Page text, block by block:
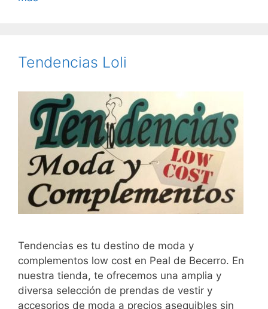
Tendencias Loli
Tendencias es tu destino de moda y
complementos low cost en Peal de Becerro. En
nuestra tienda, te ofrecemos una amplia y
diversa selección de prendas de vestir y
accesorios de moda a precios asequibles sin